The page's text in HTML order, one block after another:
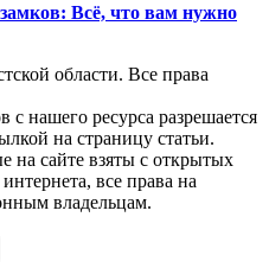
Всё, что вам нужно
области. Все права
нашего ресурса разрешается
на страницу статьи.
на сайте взяты с открытых
все права на
владельцам.